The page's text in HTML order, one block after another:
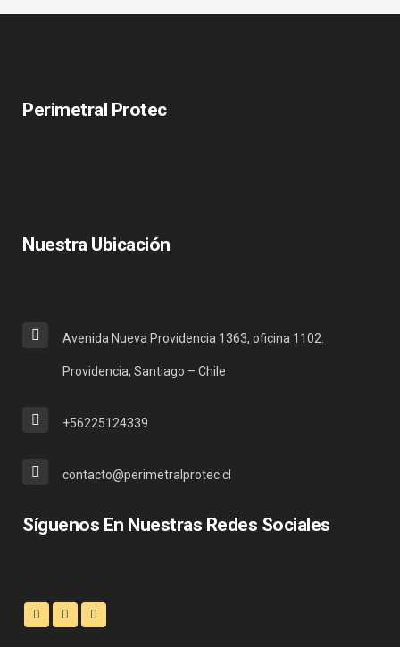
Perimetral Protec
Nuestra Ubicación
Avenida Nueva Providencia 1363, oficina 1102.
Providencia, Santiago – Chile
+56225124339
contacto@perimetralprotec.cl
Síguenos En Nuestras Redes Sociales